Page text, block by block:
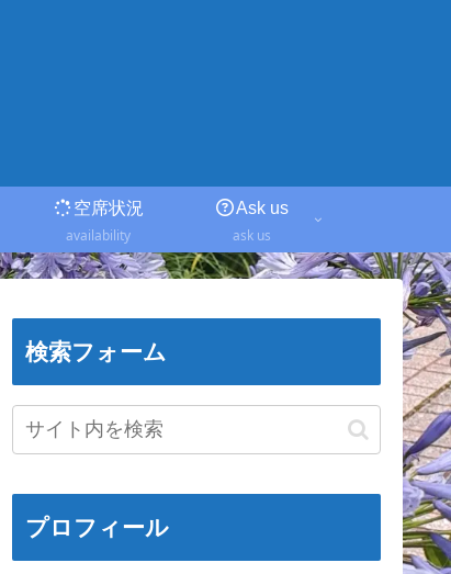
空席状況
availability
Ask us
ask us
検索フォーム
プロフィール